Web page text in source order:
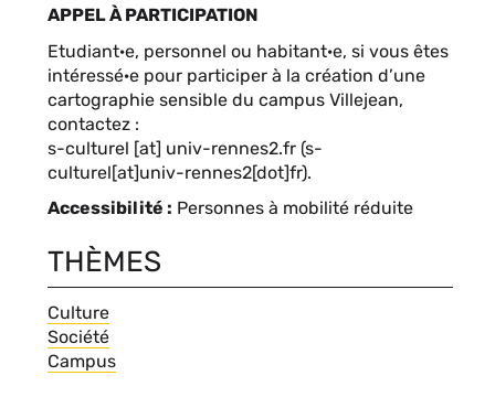
date
APPEL À PARTICIPATION
Etudiant·e, personnel ou habitant·e, si vous êtes
intéressé·e pour participer à la création d’une
cartographie sensible du campus Villejean,
contactez :
s-culturel [at] univ-rennes2.fr (s-
culturel[at]univ-rennes2[dot]fr).
Accessibilité
Personnes à mobilité réduite
THÈMES
Thèmes
Culture
Société
Campus